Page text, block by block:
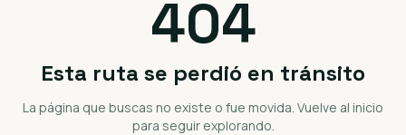
404
Esta ruta se perdió en tránsito
La página que buscas no existe o fue movida. Vuelve al inicio
para seguir explorando.